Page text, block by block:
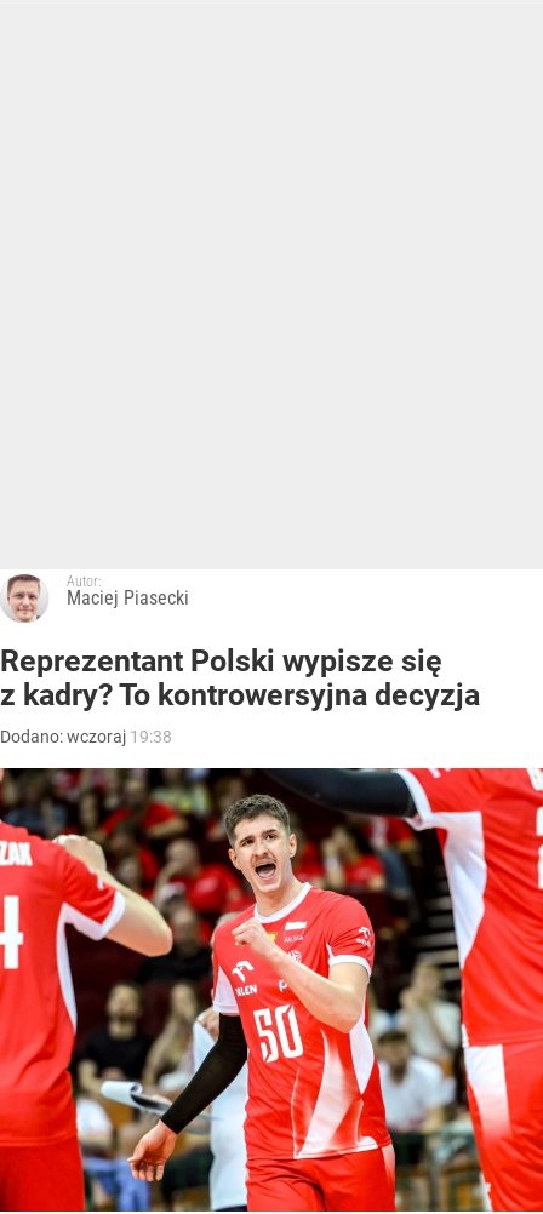
Autor:
Maciej Piasecki
Reprezentant Polski wypisze się
z kadry? To kontrowersyjna decyzja
Dodano:wczoraj 19:38